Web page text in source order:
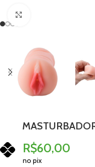
R$60,00
no pix